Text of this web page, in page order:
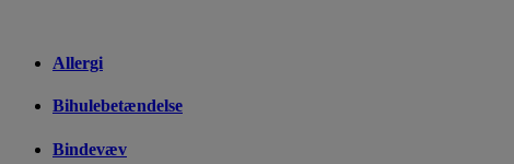
Allergi
Bihulebetændelse
Bindevæv